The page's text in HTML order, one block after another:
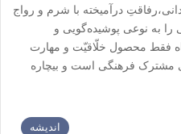
درآمیخته با شرم و رواج
به نوعی پوشیدەگویی و
فقط محصول خلّاقیّت و مهارت
مشترک فرهنگی است و بیچاره
اندیشه